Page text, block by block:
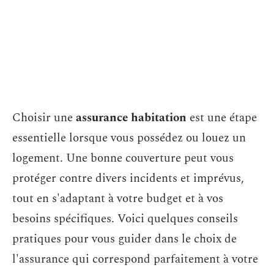
Choisir uneassurance habitation est une étape
essentielle lorsque vous possédez ou louez un
logement. Une bonne couverture peut vous
protéger contre divers incidents et imprévus,
tout en s'adaptant à votre budget et à vos
besoins spécifiques. Voici quelques conseils
pratiques pour vous guider dans le choix de
l'assurance qui correspond parfaitement à votre